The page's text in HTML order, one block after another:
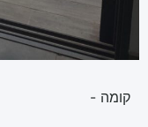
קומה -